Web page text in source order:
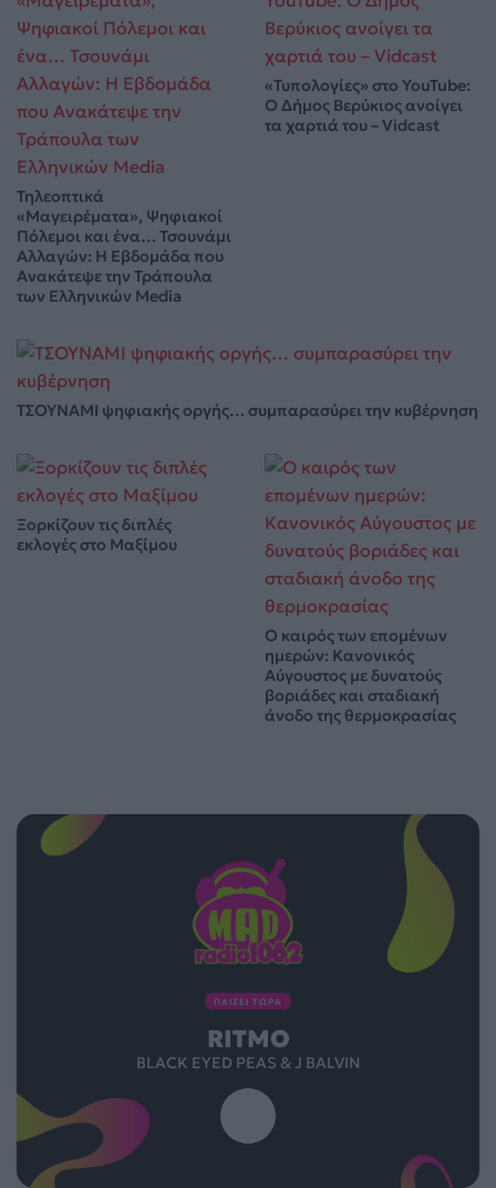
Τηλεοπτικά
«Μαγειρέματα», Ψηφιακοί
Πόλεμοι και ένα… Τσουνάμι
Αλλαγών: Η Εβδομάδα που
Ανακάτεψε την Τράπουλα
των Ελληνικών Media
«Τυπολογίες» στο YouTube:
Ο Δήμος Βερύκιος ανοίγει
τα χαρτιά του – Vidcast
ΤΣΟΥΝΑΜΙ ψηφιακής οργής… συμπαρασύρει την κυβέρνηση
Ξορκίζουν τις διπλές
εκλογές στο Μαξίμου
Ο καιρός των επομένων
ημερών: Κανονικός
Αύγουστος με δυνατούς
βοριάδες και σταδιακή
άνοδο της θερμοκρασίας
ΠΑΙΖΕΙ ΤΩΡΑ
RITMO
BLACK EYED PEAS & J BALVIN